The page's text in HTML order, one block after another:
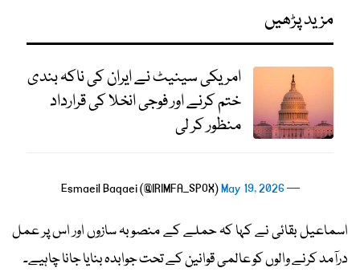
مزید پڑھیں
امریکی سینیٹ نے ایران کی ناکہ بندی
ختم کرنے اور فوجی انخلا کی قرارداد
منظور کر لی
— Esmaeil Baqaei (@IRIMFA_SPOX)
May 19, 2026
اسماعیل بقائی نے کہا کہ حملے کے منصوبہ سازوں اور اس پر عمل
درآمد کرنے والوں کو عالمی قوانین کے تحت جوابدہ بنایا جانا چاہیے۔